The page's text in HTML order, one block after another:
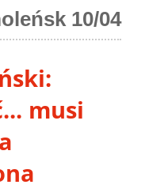
10/04
musi